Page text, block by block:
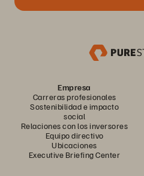
Empresa
Carreras profesionales
Sostenibilidad e impacto
social
Relaciones con los inversores
Equipo directivo
Ubicaciones
Executive Briefing Center